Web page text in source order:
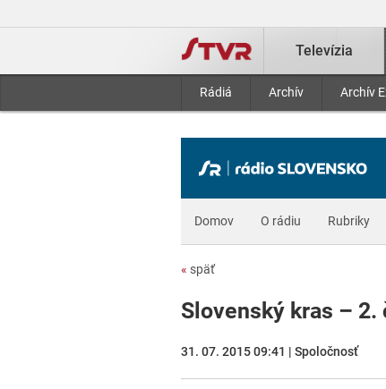
Televízia
Rádiá Archív Archív
Domov O rádiu Rubriky
« späť
Slovenský kras – 2.
31. 07. 2015 09:41 | Spoločnosť